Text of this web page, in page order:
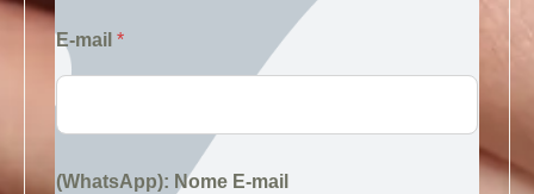
E-mail *
(WhatsApp): Nome E-mail